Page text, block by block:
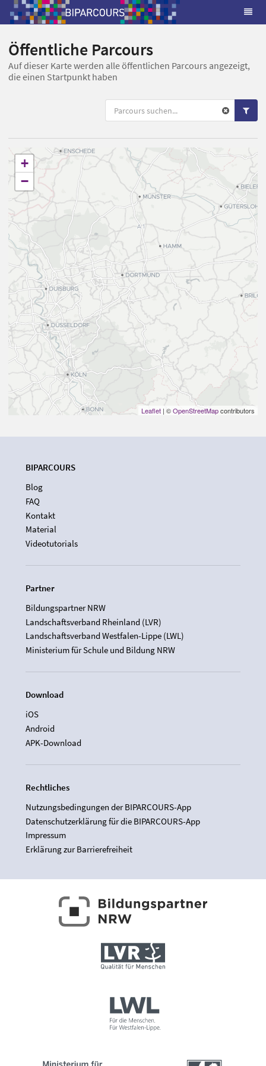
Öffentliche Parcours
Auf dieser Karte werden alle öffentlichen Parcours angezeigt,
die einen Startpunkt haben
+
−
Leaflet | ©OpenStreetMapcontributors
BIPARCOURS
Blog
FAQ
Kontakt
Material
Videotutorials
Partner
Bildungspartner NRW
Landschaftsverband Rheinland (LVR)
Landschaftsverband Westfalen-Lippe (LWL)
Ministerium für Schule und Bildung NRW
Download
iOS
Android
APK-Download
Rechtliches
Nutzungsbedingungen der BIPARCOURS-App
Datenschutzerklärung für die BIPARCOURS-App
Impressum
Erklärung zur Barrierefreiheit